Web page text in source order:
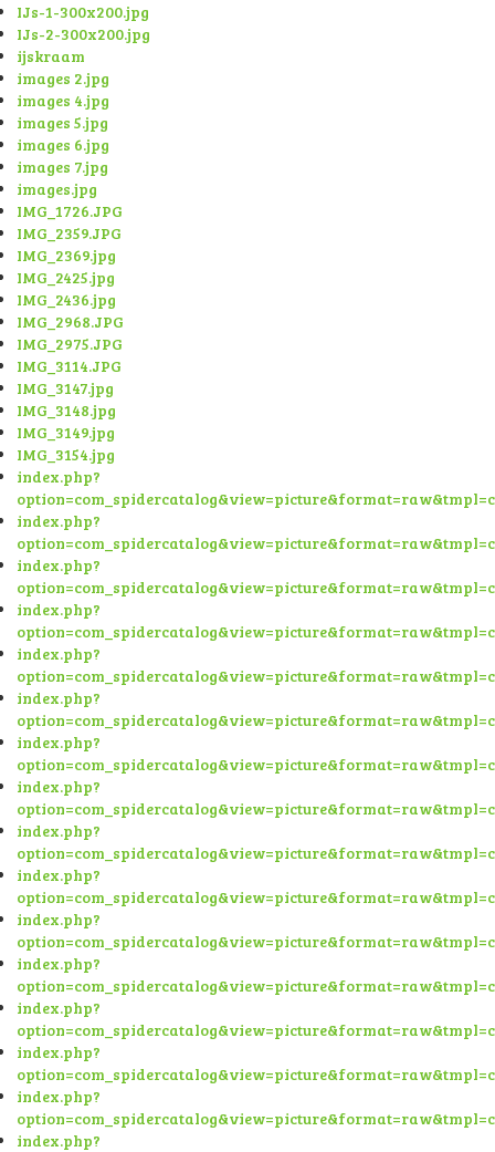
IJs-1-300x200.jpg
IJs-2-300x200.jpg
ijskraam
images 2.jpg
images 4.jpg
images 5.jpg
images 6.jpg
images 7.jpg
images.jpg
IMG_1726.JPG
IMG_2359.JPG
IMG_2369.jpg
IMG_2425.jpg
IMG_2436.jpg
IMG_2968.JPG
IMG_2975.JPG
IMG_3114.JPG
IMG_3147.jpg
IMG_3148.jpg
IMG_3149.jpg
IMG_3154.jpg
index.php?
index.php?
index.php?
index.php?
index.php?
index.php?
index.php?
index.php?
index.php?
index.php?
index.php?
index.php?
index.php?
index.php?
index.php?
index.php?